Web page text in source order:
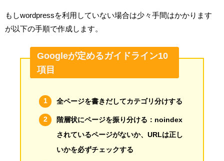
もしwordpressを利用していない場合は少々手間はかかります
が以下の手順で作成します。
Googleが定めるガイドライン10
項目
全ページを書きだしてカテゴリ分けする
階層状にページを振り分ける：noindex
されているページがないか、URLは正し
いかを必ずチェックする